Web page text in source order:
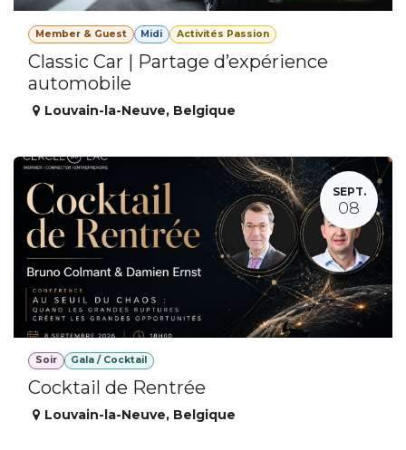
Member & Guest Midi Activités Passion
Classic Car | Partage d’expérience
automobile
Louvain-la-Neuve, Belgique
SEPT.
08
Soir Gala / Cocktail
Cocktail de Rentrée
Louvain-la-Neuve, Belgique